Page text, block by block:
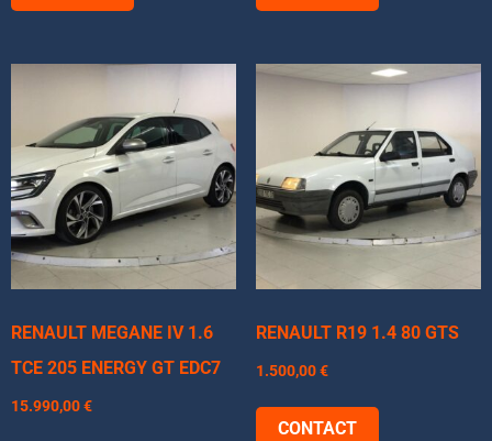
RENAULT MEGANE IV 1.6
TCE 205 ENERGY GT EDC7
15.990,00€
RENAULT R19 1.4 80 GTS
1.500,00€
CONTACT